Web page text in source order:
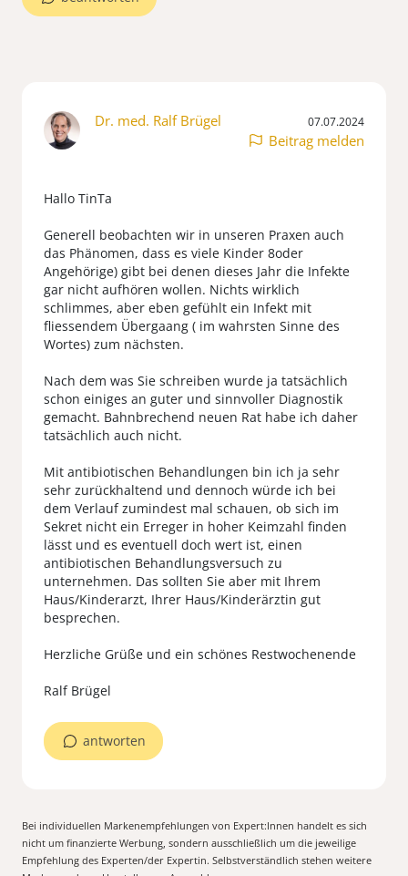
Dr. med. Ralf Brügel 07.07.2024
Beitrag melden
Hallo TinTa
Generell beobachten wir in unseren Praxen auch
das Phänomen, dass es viele Kinder 8oder
Angehörige) gibt bei denen dieses Jahr die Infekte
gar nicht aufhören wollen. Nichts wirklich
schlimmes, aber eben gefühlt ein Infekt mit
fliessendem Übergaang ( im wahrsten Sinne des
Wortes) zum nächsten.
Nach dem was Sie schreiben wurde ja tatsächlich
schon einiges an guter und sinnvoller Diagnostik
gemacht. Bahnbrechend neuen Rat habe ich daher
tatsächlich auch nicht.
Mit antibiotischen Behandlungen bin ich ja sehr
sehr zurückhaltend und dennoch würde ich bei
dem Verlauf zumindest mal schauen, ob sich im
Sekret nicht ein Erreger in hoher Keimzahl finden
lässt und es eventuell doch wert ist, einen
antibiotischen Behandlungsversuch zu
unternehmen. Das sollten Sie aber mit Ihrem
Haus/Kinderarzt, Ihrer Haus/Kinderärztin gut
besprechen.
Herzliche Grüße und ein schönes Restwochenende
antworten
Bei individuellen Markenempfehlungen von Expert:Innen handelt es sich
nicht um finanzierte Werbung, sondern ausschließlich um die jeweilige
Empfehlung des Experten/der Expertin. Selbstverständlich stehen weitere